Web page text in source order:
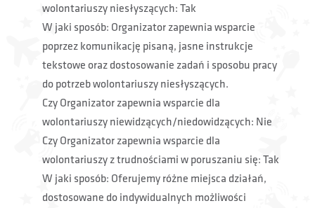
wolontariuszy niesłyszących: Tak
W jaki sposób: Organizator zapewnia wsparcie
poprzez komunikację pisaną, jasne instrukcje
tekstowe oraz dostosowanie zadań i sposobu pracy
do potrzeb wolontariuszy niesłyszących.
Czy Organizator zapewnia wsparcie dla
wolontariuszy niewidzących/niedowidzących: Nie
Czy Organizator zapewnia wsparcie dla
wolontariuszy z trudnościami w poruszaniu się: Tak
W jaki sposób: Oferujemy różne miejsca działań,
dostosowane do indywidualnych możliwości